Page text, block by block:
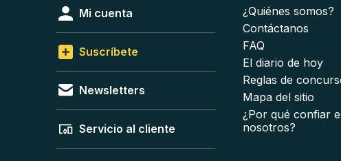
Mi cuenta
Suscríbete
Newsletters
Servicio al cliente
¿Quiénes somos?
Contáctanos
FAQ
El diario de hoy
Reglas de
Mapa del sitio
¿Por qué confiar
nosotros?